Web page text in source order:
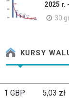
2025 r.
30
KURSY
1 GBP 5,03 zł